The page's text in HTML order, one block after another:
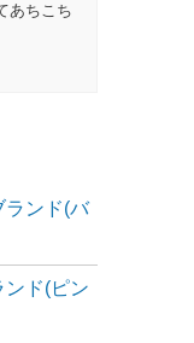
あちこち
ランド(バ
ンド(ピン